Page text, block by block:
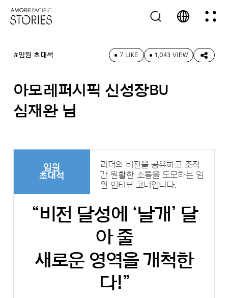
#임원 초대석 7 LIKE 1,043 VIEW
아모레퍼시픽 신성장BU
심재완 님
임원
초대석
리더의 비전을 공유하고 조직
간 원활한 소통을 도모하는 임
원 인터뷰 코너입니다.
“비전 달성에 ‘날개’ 달
아 줄
새로운 영역을 개척한
다!”